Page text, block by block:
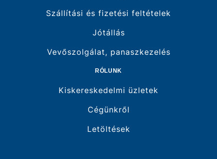
Szállítási és fizetési feltételek
Jótállás
Vevőszolgálat, panaszkezelés
RÓLUNK
Kiskereskedelmi üzletek
Cégünkről
Letöltések